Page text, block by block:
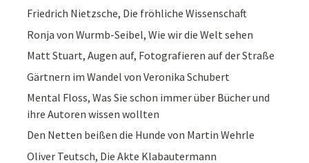
Friedrich Nietzsche, Die fröhliche Wissenschaft
Ronja von Wurmb-Seibel, Wie wir die Welt sehen
Matt Stuart, Augen auf, Fotografieren auf der Straße
Gärtnern im Wandel von Veronika Schubert
Mental Floss, Was Sie schon immer über Bücher und
ihre Autoren wissen wollten
Den Netten beißen die Hunde von Martin Wehrle
Oliver Teutsch, Die Akte Klabautermann